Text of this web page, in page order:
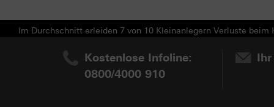
Im Durchschnitt erleiden 7 von 10 Kleinanlegern Verluste
Kostenlose Infoline:
0800/4000 910